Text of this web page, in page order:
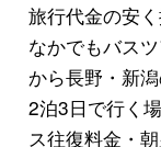
旅行代金の安
なかでもバス
から長野・新
2泊3日で行く
ス往復料金・